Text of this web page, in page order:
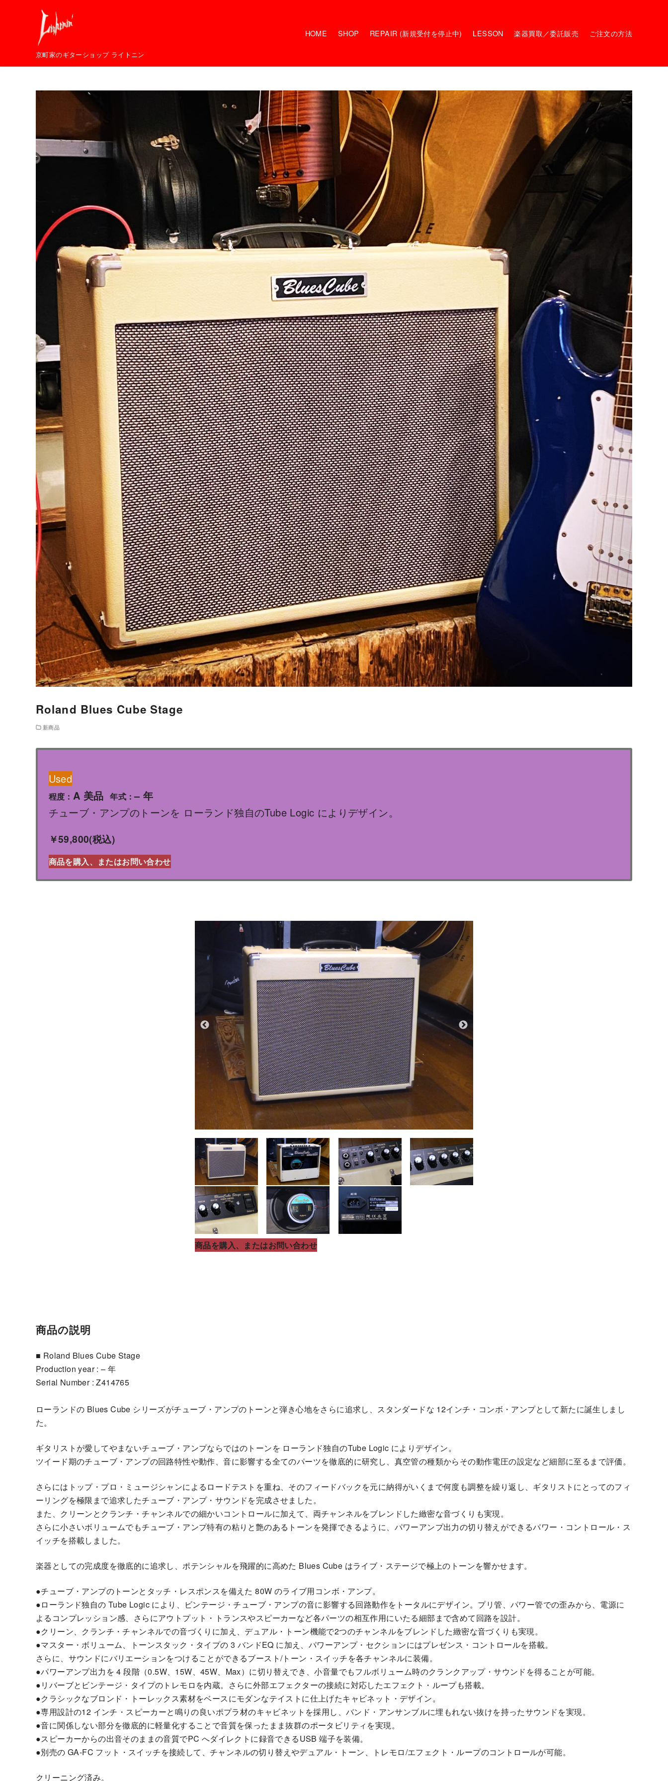
京町家のギターショップ ライトニン
HOME SHOP REPAIR (新規受付を停止中) LESSON 楽器買取／委託販売 ご注文の方法
Roland Blues Cube Stage
新商品
Used
程度： A 美品年式：– 年
チューブ・アンプのトーンを ローランド独自のTube Logic によりデザイン。
￥59,800(税込)
商品を購入、またはお問い合わせ
商品を購入、またはお問い合わせ
商品の説明
■ Roland Blues Cube Stage
Production year : – 年
Serial Number : Z414765
ローランドの Blues Cube シリーズがチューブ・アンプのトーンと弾き心地をさらに追求し、スタンダードな 12インチ・コンボ・アンプとして新たに誕生しまし
た。
ギタリストが愛してやまないチューブ・アンプならではのトーンを ローランド独自のTube Logic によりデザイン。
ツイード期のチューブ・アンプの回路特性や動作、音に影響する全てのパーツを徹底的に研究し、真空管の種類からその動作電圧の設定など細部に至るまで評価。
さらにはトップ・プロ・ミュージシャンによるロードテストを重ね、そのフィードバックを元に納得がいくまで何度も調整を繰り返し、ギタリストにとってのフィ
ーリングを極限まで追求したチューブ・アンプ・サウンドを完成させました。
また、クリーンとクランチ・チャンネルでの細かいコントロールに加えて、両チャンネルをブレンドした緻密な音づくりも実現。
さらに小さいボリュームでもチューブ・アンプ特有の粘りと艶のあるトーンを発揮できるように、パワーアンプ出力の切り替えができるパワー・コントロール・ス
イッチを搭載しました。
楽器としての完成度を徹底的に追求し、ポテンシャルを飛躍的に高めた Blues Cube はライブ・ステージで極上のトーンを響かせます。
●チューブ・アンプのトーンとタッチ・レスポンスを備えた 80W のライブ用コンボ・アンプ。
●ローランド独自の Tube Logic により、ビンテージ・チューブ・アンプの音に影響する回路動作をトータルにデザイン。プリ管、パワー管での歪みから、電源に
よるコンプレッション感、さらにアウトプット・トランスやスピーカーなど各パーツの相互作用にいたる細部まで含めて回路を設計。
●クリーン、クランチ・チャンネルでの音づくりに加え、デュアル・トーン機能で2つのチャンネルをブレンドした緻密な音づくりも実現。
●マスター・ボリューム、トーンスタック・タイプの 3 バンドEQ に加え、パワーアンプ・セクションにはプレゼンス・コントロールを搭載。
さらに、サウンドにバリエーションをつけることができるブースト/トーン・スイッチを各チャンネルに装備。
●パワーアンプ出力を 4 段階（0.5W、15W、45W、Max）に切り替えでき、小音量でもフルボリューム時のクランクアップ・サウンドを得ることが可能。
●リバーブとビンテージ・タイプのトレモロを内蔵。さらに外部エフェクターの接続に対応したエフェクト・ループも搭載。
●クラシックなブロンド・トーレックス素材をベースにモダンなテイストに仕上げたキャビネット・デザイン。
●専用設計の12 インチ・スピーカーと鳴りの良いポプラ材のキャビネットを採用し、バンド・アンサンブルに埋もれない抜けを持ったサウンドを実現。
●音に関係しない部分を徹底的に軽量化することで音質を保ったまま抜群のポータビリティを実現。
●スピーカーからの出音そのままの音質でPC へダイレクトに録音できるUSB 端子を装備。
●別売の GA-FC フット・スイッチを接続して、チャンネルの切り替えやデュアル・トーン、トレモロ/エフェクト・ループのコントロールが可能。
クリーニング済み。